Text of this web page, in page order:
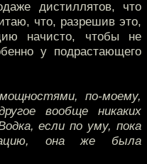
дистиллятов, что
что, разрешив это,
начисто, чтобы не
у подрастающего
по-моему,
вообще никаких
если по уму, пока
она же была